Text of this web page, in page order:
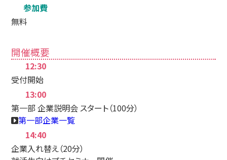
参加費
無料
開催概要
12:30
受付開始
13:00
第一部 企業説明会 スタート（100分）
第一部企業一覧
14:40
企業入れ替え（20分）